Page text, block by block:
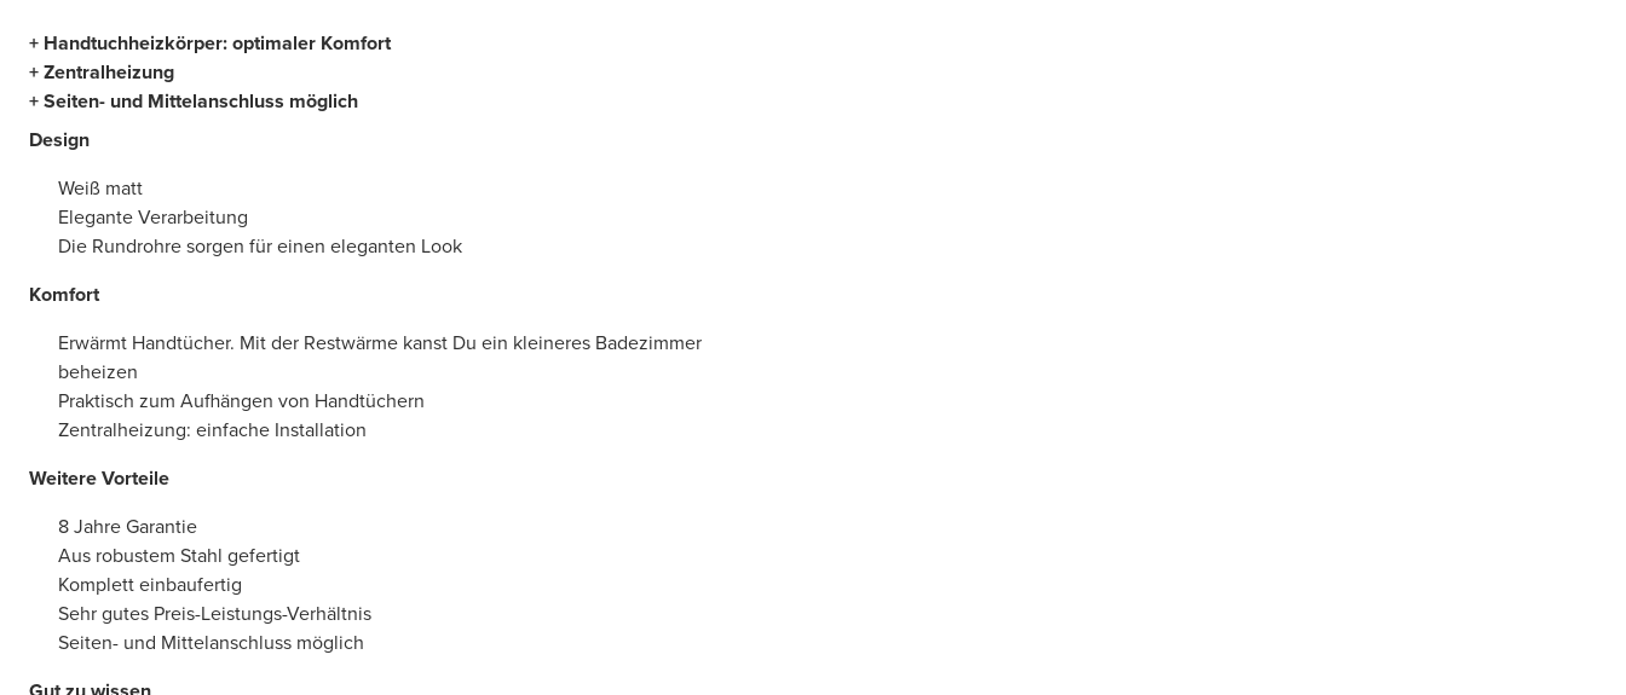
+ Handtuchheizkörper: optimaler Komfort
+ Zentralheizung
+ Seiten- und Mittelanschluss möglich
Design
Weiß matt
Elegante Verarbeitung
Die Rundrohre sorgen für einen eleganten Look
Komfort
Erwärmt Handtücher. Mit der Restwärme kanst Du ein kleineres Badezimmer
beheizen
Praktisch zum Aufhängen von Handtüchern
Zentralheizung: einfache Installation
Weitere Vorteile
8 Jahre Garantie
Aus robustem Stahl gefertigt
Komplett einbaufertig
Sehr gutes Preis-Leistungs-Verhältnis
Seiten- und Mittelanschluss möglich